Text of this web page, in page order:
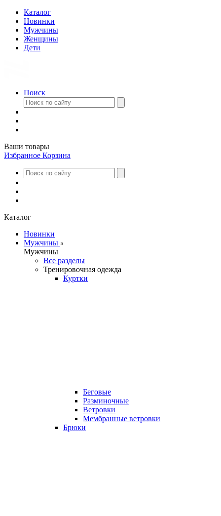
Каталог
Новинки
Мужчины
Женщины
Дети
Поиск
Ваши товары
Избранное Корзина
Каталог
Новинки
Мужчины
Мужчины
Все разделы
Тренировочная одежда
Куртки
Беговые
Разминочные
Ветровки
Мембранные ветровки
Брюки